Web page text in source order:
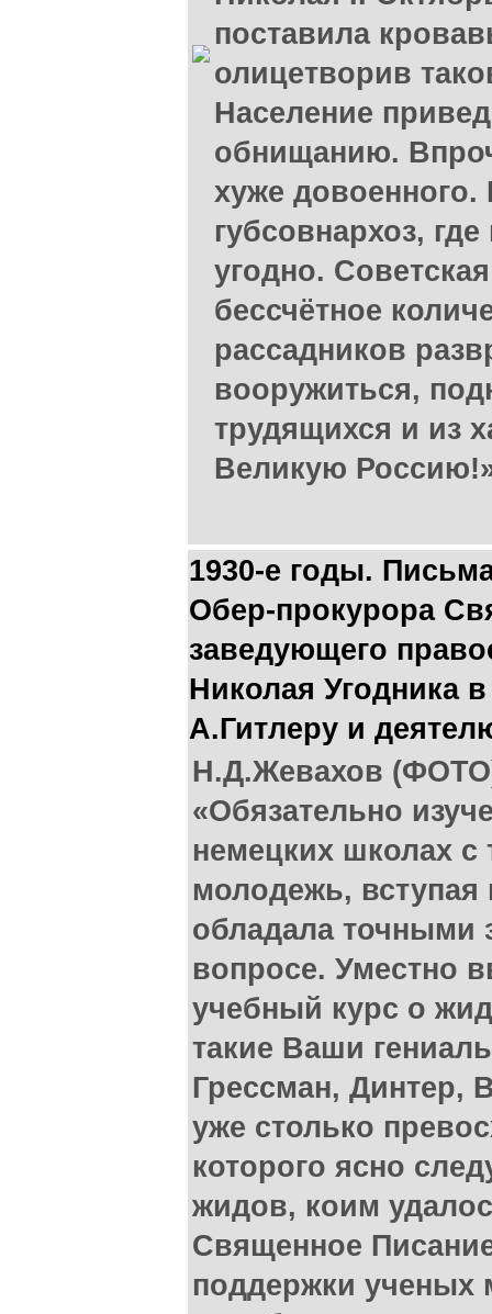
поставила
олицетворив
Население
обнищанию.
хуже довоенного.
губсовнархоз,
угодно.
бессчётное
рассадников
вооружиться,
трудящихся и из
Великую
1930-е годы.
Обер-прокурора
заведующего
Николая Угодника
А.Гитлеру и
Н.Д.Жевахов
«Обязательно
немецких школах
молодежь,
обладала точными
вопросе. Уместно
учебный курс о
такие Ваши
Грессман, Динтер,
уже столько
которого ясно
жидов, коим
Священное
поддержки ученых